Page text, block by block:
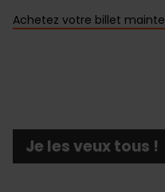
Achetez votre billet
Je les veux tous !